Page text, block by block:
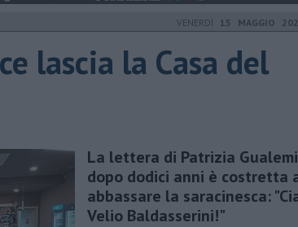
VENERDÌ 15 MAGGIO
lascia la Casa del
La lettera di Patrizia
dopo dodici anni è costretta
abbassare la saracinesca:
Velio Baldasserini!"